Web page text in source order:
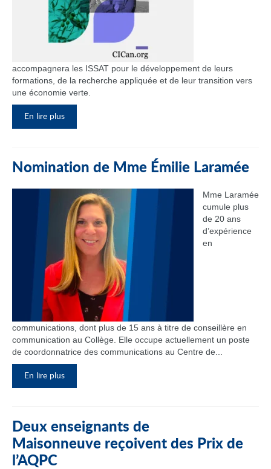
accompagnera les ISSAT pour le développement de leurs
formations, de la recherche appliquée et de leur transition vers
une économie verte.
En lire plus
Nomination de Mme Émilie Laramée
Mme Laramée
cumule plus
de 20 ans
d’expérience
en
communications, dont plus de 15 ans à titre de conseillère en
communication au Collège. Elle occupe actuellement un poste
de coordonnatrice des communications au Centre de...
En lire plus
Deux enseignants de
Maisonneuve reçoivent des Prix de
l’AQPC